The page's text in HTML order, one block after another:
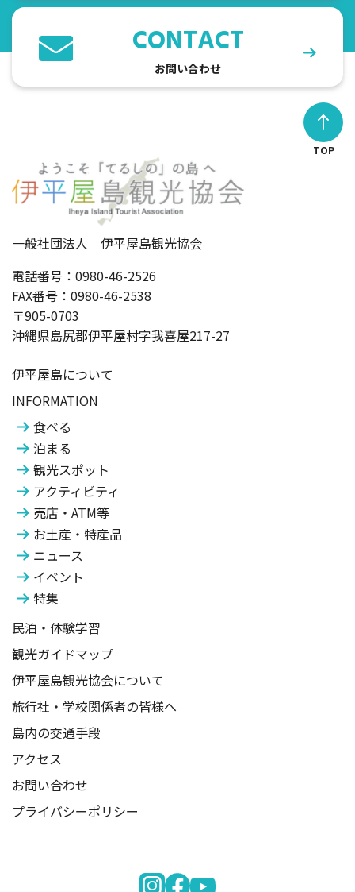
CONTACT
お問い合わせ
TOP
一般社団法人 伊平屋島観光協会
電話番号：0980-46-2526
FAX番号：0980-46-2538
〒905-0703
沖縄県島尻郡伊平屋村字我喜屋217-27
伊平屋島について
INFORMATION
食べる
泊まる
観光スポット
アクティビティ
売店・ATM等
お土産・特産品
ニュース
イベント
特集
民泊・体験学習
観光ガイドマップ
伊平屋島観光協会について
旅行社・学校関係者の皆様へ
島内の交通手段
アクセス
お問い合わせ
プライバシーポリシー